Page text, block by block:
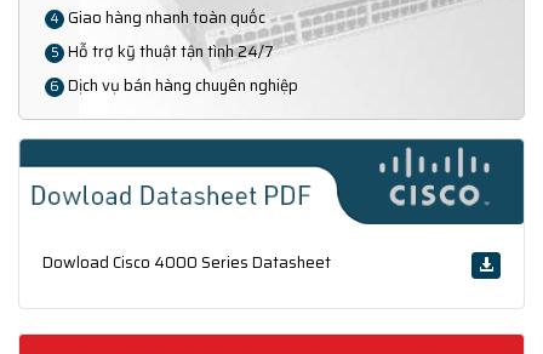
4 Giao hàng nhanh toàn quốc
5 Hỗ trợ kỹ thuật tận tình 24/7
6 Dịch vụ bán hàng chuyên nghiệp
Dowload Cisco 4000 Series Datasheet